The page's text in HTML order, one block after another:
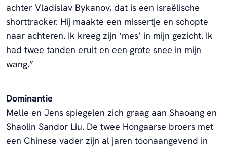
achter Vladislav Bykanov, dat is een Israëlische
shorttracker. Hij maakte een missertje en schopte
naar achteren. Ik kreeg zijn ‘mes’ in mijn gezicht. Ik
had twee tanden eruit en een grote snee in mijn
wang.”
Dominantie
Melle en Jens spiegelen zich graag aan Shaoang en
Shaolin Sandor Liu. De twee Hongaarse broers met
een Chinese vader zijn al jaren toonaangevend in